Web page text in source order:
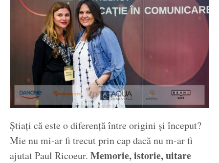
Știați că este o diferență între origini și început?
Mie nu mi-ar fi trecut prin cap dacă nu m-ar fi
ajutat Paul Ricoeur. Memorie, istorie, uitare